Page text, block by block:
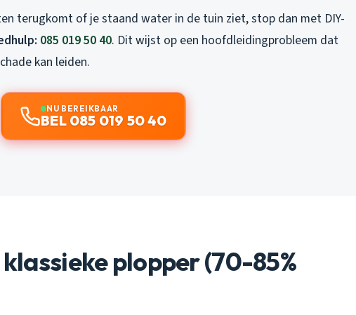
terugkomt of je staand water in de tuin ziet, stop dan met DIY-
085 019 50 40. Dit wijst op een hoofdleidingprobleem dat
kan leiden.
NU BEREIKBAAR
BEL 085 019 50 40
plopper (70-85%